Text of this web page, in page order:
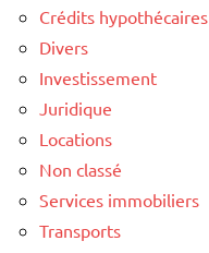
Crédits hypothécaires
Divers
Investissement
Juridique
Locations
Non classé
Services immobiliers
Transports